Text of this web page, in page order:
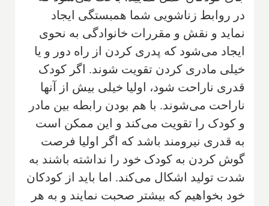
در روابط زناشویی شما همبستگی ایجاد
نماید و نقش و مقررات خانوادگی به نحوی
ایجاد می‌شود که پدری کردن از راه دور و یا
خیلی مادری کردن تقویت شوند. اگر کودک
قدری ناراحت شود، اولیا خیلی بیش از آنها
ناراحت می‌شوند. با هم بودن رابطه بین مادر
و کودک را تقویت می‌کند و این ممکن است
به قدری نیرومند باشد که اگر اولیا فرصت
گوش کردن به کودک خود را نداشته باشند به
شدت تولید اشکال می‌کند. اما باید از کودکان
خود بخواهیم که بیشتر صحبت نمایند و به هر